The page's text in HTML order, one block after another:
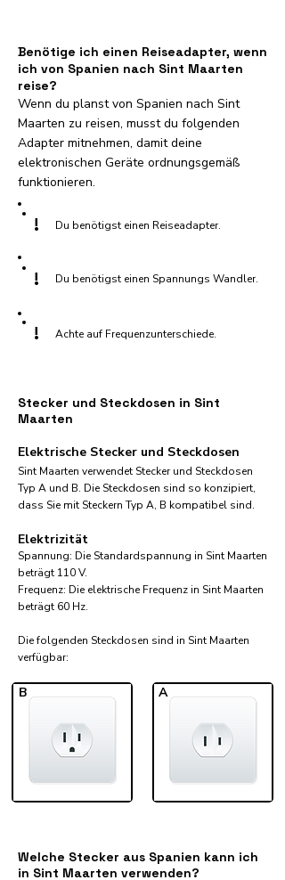
Benötige ich einen Reiseadapter, wenn
ich von Spanien nach Sint Maarten
reise?
Wenn du planst von Spanien nach Sint
Maarten zu reisen, musst du folgenden
Adapter mitnehmen, damit deine
elektronischen Geräte ordnungsgemäß
funktionieren.
! Du benötigst einen Reiseadapter.
! Du benötigst einen Spannungs Wandler.
! Achte auf Frequenzunterschiede.
Stecker und Steckdosen in Sint
Maarten
Elektrische Stecker und Steckdosen
Sint Maarten verwendet Stecker und Steckdosen
Typ A und B. Die Steckdosen sind so konzipiert,
dass Sie mit Steckern Typ A, B kompatibel sind.
Elektrizität
Spannung: Die Standardspannung in Sint Maarten
beträgt 110 V.
Frequenz: Die elektrische Frequenz in Sint Maarten
beträgt 60 Hz.
Die folgenden Steckdosen sind in Sint Maarten
verfügbar:​
B A
Welche Stecker aus Spanien kann ich
in Sint Maarten verwenden?